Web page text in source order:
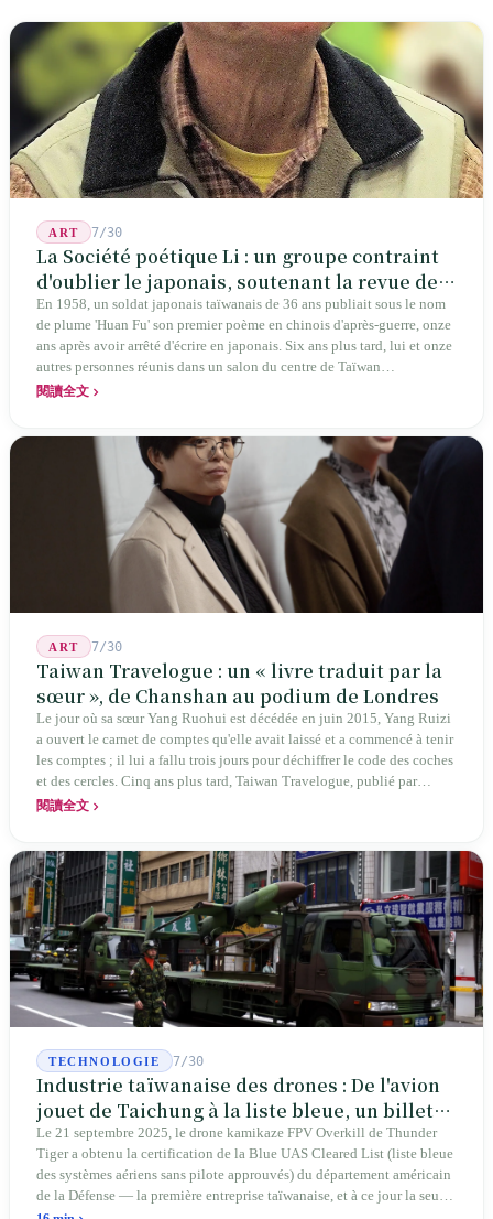
ART 7/30
La Société poétique Li : un groupe contraint
d'oublier le japonais, soutenant la revue de
poésie chinoise la plus ancienne de Taïwan
En 1958, un soldat japonais taïwanais de 36 ans publiait sous le nom
de plume 'Huan Fu' son premier poème en chinois d'après-guerre, onze
ans après avoir arrêté d'écrire en japonais. Six ans plus tard, lui et onze
autres personnes réunis dans un salon du centre de Taïwan
transformaient cette expérience de mutisme générationnel en une
jusqu'aux manuels scolaires du collège.
閱讀全文
ART 7/30
Taiwan Travelogue : un « livre traduit par la
sœur », de Chanshan au podium de Londres
Le jour où sa sœur Yang Ruohui est décédée en juin 2015, Yang Ruizi
a ouvert le carnet de comptes qu'elle avait laissé et a commencé à tenir
les comptes ; il lui a fallu trois jours pour déchiffrer le code des coches
et des cercles. Cinq ans plus tard, Taiwan Travelogue, publié par
Chanshan, portait la mention « par Chihako Aoyama, traduit par Yang
traduit un livre inexistant sous le nom de sa sœur.
閱讀全文
TECHNOLOGIE 7/30
Industrie taïwanaise des drones : De l'avion
jouet de Taichung à la liste bleue, un billet
d'entrée pour Thunder Tiger
Le 21 septembre 2025, le drone kamikaze FPV Overkill de Thunder
Tiger a obtenu la certification de la Blue UAS Cleared List (liste bleue
des systèmes aériens sans pilote approuvés) du département américain
de la Défense — la première entreprise taïwanaise, et à ce jour la seule.